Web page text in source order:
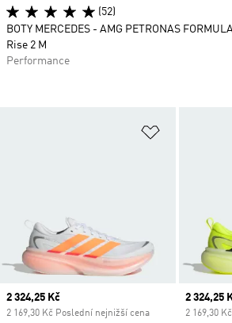
Current price
2 324,25 Kč
2 169,30 Kč Poslední nejnižší cena
Current
2 324,25
2 169,30
(52)
BOTY MERCEDES - AMG PETRONAS
Rise 2 M
Performance